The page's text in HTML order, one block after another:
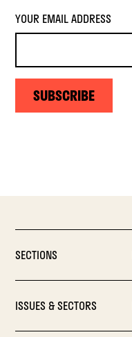
YOUR EMAIL ADDRESS
SUBSCRIBE
SECTIONS
ISSUES & SECTORS